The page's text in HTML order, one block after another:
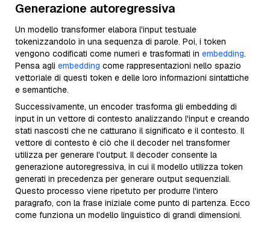
Generazione autoregressiva
Un modello transformer elabora l'input testuale
tokenizzandolo in una sequenza di parole. Poi, i token
vengono codificati come numeri e trasformati in embedding.
Pensa agli embedding come rappresentazioni nello spazio
vettoriale di questi token e delle loro informazioni sintattiche
e semantiche.
Successivamente, un encoder trasforma gli embedding di
input in un vettore di contesto analizzando l'input e creando
stati nascosti che ne catturano il significato e il contesto. Il
vettore di contesto è ciò che il decoder nel transformer
utilizza per generare l'output. Il decoder consente la
generazione autoregressiva, in cui il modello utilizza token
generati in precedenza per generare output sequenziali.
Questo processo viene ripetuto per produrre l'intero
paragrafo, con la frase iniziale come punto di partenza. Ecco
come funziona un modello linguistico di grandi dimensioni.